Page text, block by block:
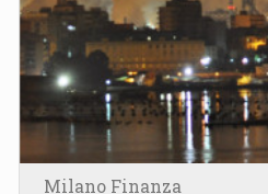
Milano Finanza